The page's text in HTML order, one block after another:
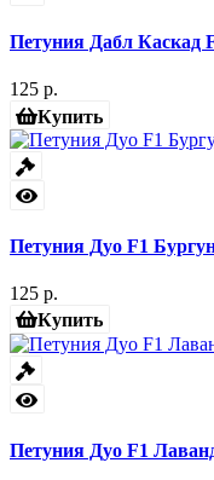
Петуния Дабл Каскад
125 р.
Купить
Петуния Дуо F1
125 р.
Купить
Петуния Дуо F1